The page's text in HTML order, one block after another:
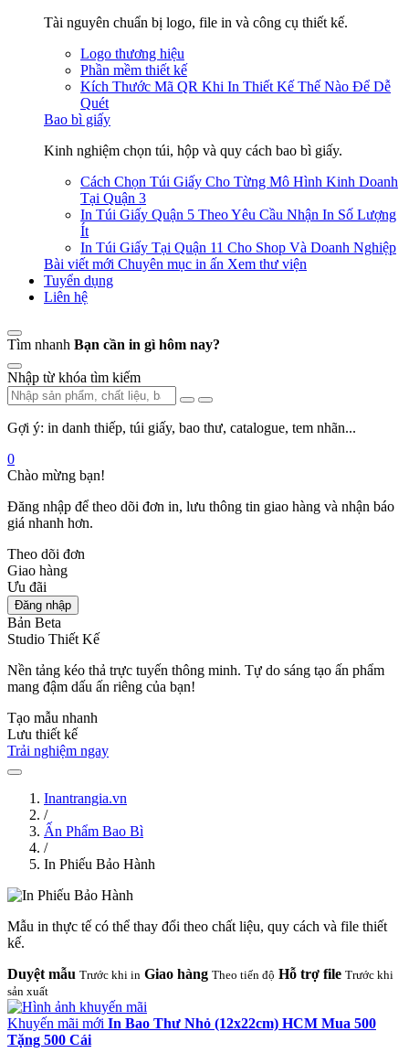
Tài nguyên chuẩn bị logo, file in và công cụ thiết kế.
Logo thương hiệu
Phần mềm thiết kế
Kích Thước Mã QR Khi In Thiết Kế Thế Nào Để Dễ
Quét
Bao bì giấy
Kinh nghiệm chọn túi, hộp và quy cách bao bì giấy.
Cách Chọn Túi Giấy Cho Từng Mô Hình Kinh Doanh
Tại Quận 3
In Túi Giấy Quận 5 Theo Yêu Cầu Nhận In Số Lượng
Ít
In Túi Giấy Tại Quận 11 Cho Shop Và Doanh Nghiệp
Bài viết mới Chuyên mục in ấn Xem thư viện
Tuyển dụng
Liên hệ
Tìm nhanh Bạn cần in gì hôm nay?
Nhập từ khóa tìm kiếm
Gợi ý: in danh thiếp, túi giấy, bao thư, catalogue, tem nhãn...
0
Chào mừng bạn!
Đăng nhập để theo dõi đơn in, lưu thông tin giao hàng và nhận báo
giá nhanh hơn.
Theo dõi đơn
Giao hàng
Ưu đãi
Đăng nhập
Bản Beta
Studio Thiết Kế
Nền tảng kéo thả trực tuyến thông minh. Tự do sáng tạo ấn phẩm
mang đậm dấu ấn riêng của bạn!
Tạo mẫu nhanh
Lưu thiết kế
Trải nghiệm ngay
Inantrangia.vn
/
Ấn Phẩm Bao Bì
/
In Phiếu Bảo Hành
Mẫu in thực tế có thể thay đổi theo chất liệu, quy cách và file thiết
kế.
Duyệt mẫu Trước khi in Giao hàng Theo tiến độ Hỗ trợ file Trước khi
sản xuất
Khuyến mãi mới In Bao Thư Nhỏ (12x22cm) HCM Mua 500
Tặng 500 Cái